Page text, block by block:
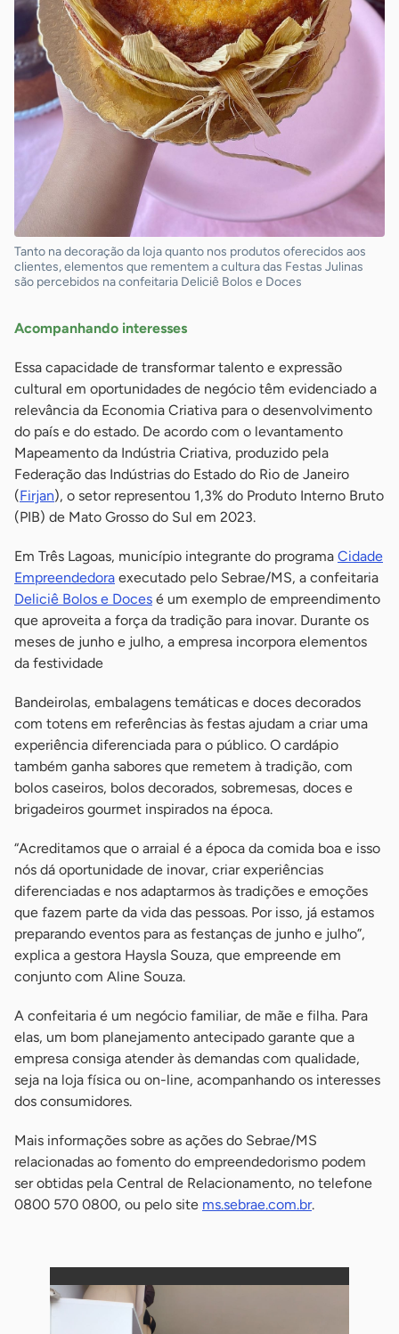
Tanto na decoração da loja quanto nos produtos oferecidos aos
clientes, elementos que rementem a cultura das Festas Julinas
são percebidos na confeitaria Deliciê Bolos e Doces
Acompanhando interesses
Essa capacidade de transformar talento e expressão
cultural em oportunidades de negócio têm evidenciado a
relevância da Economia Criativa para o desenvolvimento
do país e do estado. De acordo com o levantamento
Mapeamento da Indústria Criativa, produzido pela
Federação das Indústrias do Estado do Rio de Janeiro
(Firjan), o setor representou 1,3% do Produto Interno Bruto
(PIB) de Mato Grosso do Sul em 2023.
Em Três Lagoas, município integrante do programa Cidade
Empreendedora executado pelo Sebrae/MS, a confeitaria
Deliciê Bolos e Doces é um exemplo de empreendimento
que aproveita a força da tradição para inovar. Durante os
meses de junho e julho, a empresa incorpora elementos
da festividade
Bandeirolas, embalagens temáticas e doces decorados
com totens em referências às festas ajudam a criar uma
experiência diferenciada para o público. O cardápio
também ganha sabores que remetem à tradição, com
bolos caseiros, bolos decorados, sobremesas, doces e
brigadeiros gourmet inspirados na época.
“Acreditamos que o arraial é a época da comida boa e isso
nós dá oportunidade de inovar, criar experiências
diferenciadas e nos adaptarmos às tradições e emoções
que fazem parte da vida das pessoas. Por isso, já estamos
preparando eventos para as festanças de junho e julho”,
explica a gestora Haysla Souza, que empreende em
conjunto com Aline Souza.
A confeitaria é um negócio familiar, de mãe e filha. Para
elas, um bom planejamento antecipado garante que a
empresa consiga atender às demandas com qualidade,
seja na loja física ou on-line, acompanhando os interesses
dos consumidores.
Mais informações sobre as ações do Sebrae/MS
relacionadas ao fomento do empreendedorismo podem
ser obtidas pela Central de Relacionamento, no telefone
0800 570 0800, ou pelo site ms.sebrae.com.br.